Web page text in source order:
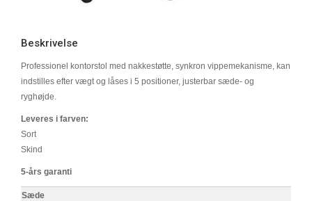
Beskrivelse
Professionel kontorstol med nakkestøtte, synkron vippemekanisme, kan
indstilles efter vægt og låses i 5 positioner, justerbar sæde- og
ryghøjde.
Leveres i farven:
Sort
Skind
5-års garanti
Sæde